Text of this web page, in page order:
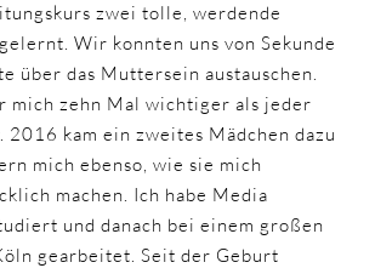
zwei tolle, werdende
Wir konnten uns von Sekunde
über das Muttersein austauschen.
mich zehn Mal wichtiger als jeder
kam ein zweites Mädchen dazu
mich ebenso, wie sie mich
machen. Ich habe Media
und danach bei einem großen
gearbeitet. Seit der Geburt